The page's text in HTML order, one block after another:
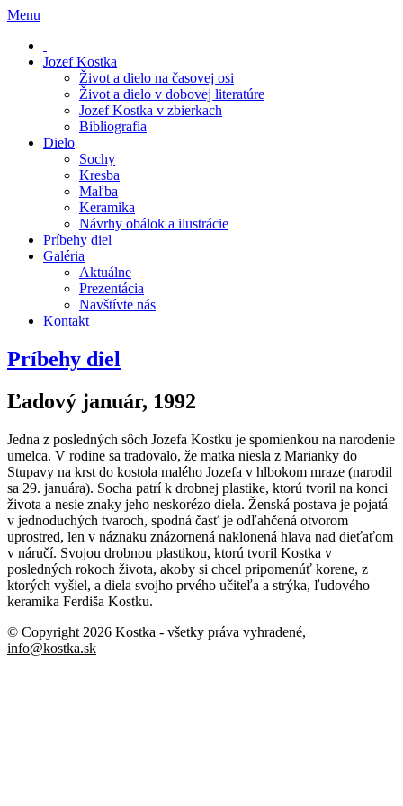
Menu
Jozef Kostka
Život a dielo na časovej osi
Život a dielo v dobovej literatúre
Jozef Kostka v zbierkach
Bibliografia
Dielo
Sochy
Kresba
Maľba
Keramika
Návrhy obálok a ilustrácie
Príbehy diel
Galéria
Aktuálne
Prezentácia
Navštívte nás
Kontakt
Príbehy diel
Ľadový január, 1992
Jedna z posledných sôch Jozefa Kostku je spomienkou na narodenie
umelca. V rodine sa tradovalo, že matka niesla z Marianky do
Stupavy na krst do kostola malého Jozefa v hlbokom mraze (narodil
sa 29. januára). Socha patrí k drobnej plastike, ktorú tvoril na konci
života a nesie znaky jeho neskorézo diela. Ženská postava je pojatá
v jednoduchých tvaroch, spodná časť je odľahčená otvorom
uprostred, len v náznaku znázornená naklonená hlava nad dieťaťom
v náručí. Svojou drobnou plastikou, ktorú tvoril Kostka v
posledných rokoch života, akoby si chcel pripomenúť korene, z
ktorých vyšiel, a diela svojho prvého učiteľa a strýka, ľudového
keramika Ferdiša Kostku.
© Copyright 2026 Kostka - všetky práva vyhradené,
info@kostka.sk